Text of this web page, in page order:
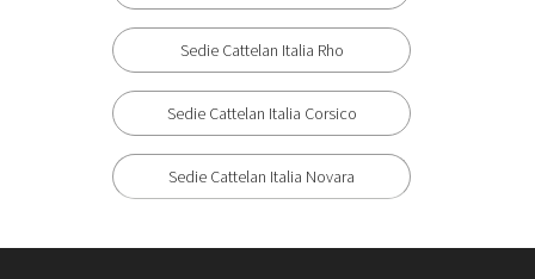
Sedie Cattelan Italia Rho
Sedie Cattelan Italia Corsico
Sedie Cattelan Italia Novara